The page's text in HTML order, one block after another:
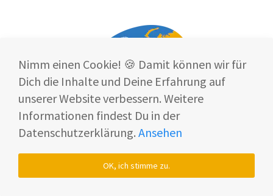
Smart Home Foxist europaweit vertreten
Nimm einen Cookie! 🍪 Damit können wir für
Dich die Inhalte und Deine Erfahrung auf
unserer Website verbessern. Weitere
Informationen findest Du in der
Datenschutzerklärung. Ansehen
OK, ich stimme zu.